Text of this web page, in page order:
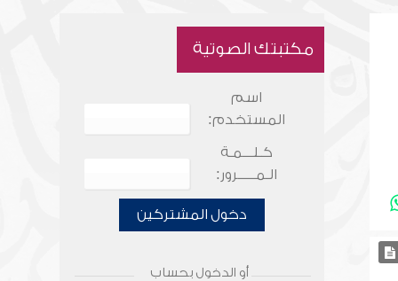
مكتبتك الصوتية
اسم
المستخدم:
كـلـــمـة
الـمـــــرور:
دخول المشتركين
أو الدخول بحساب